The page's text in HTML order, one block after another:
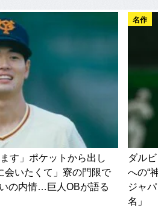
す」ポケットから出し
会いたくて」寮の門限で
の内情…巨人OBが語る
名作
ダル
への“
ジャ
名」